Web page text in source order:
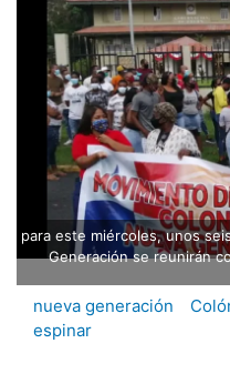
para este miércoles, unos
Generación se reunirán
nueva generación
espinar